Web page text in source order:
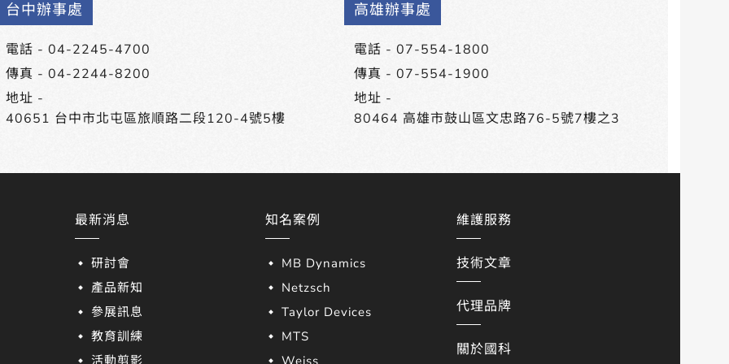
台中辦事處
電話 - 04-2245-4700
傳真 - 04-2244-8200
地址 -
40651 台中市北屯區旅順路二段120-4號5樓
高雄辦事處
電話 - 07-554-1800
傳真 - 07-554-1900
地址 -
80464 高雄市鼓山區文忠路76-5號7樓之3
最新消息
研討會
產品新知
參展訊息
教育訓練
知名案例
MB Dynamics
Netzsch
Taylor Devices
MTS
維護服務
技術文章
代理品牌
關於國科